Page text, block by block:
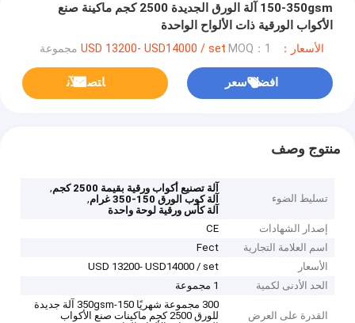
150-350gsm آلة الورق الجديدة 2500 كجم ماكينة صنع
الأكواب الورقية ذات الألواح الواحدة
الأسعار：USD 13200- USD14000 / set MOQ：1 مجموعة
افضل سعر ﺎﺘﺼﻟ ﺍﻶﻧ
منتوج وصف
تسليط الضوء
آلة تصنيع أكواب ورقية بقيمة 2500 كجم
,
آلة كوب الورق 150-350 غرام
,
آلة كأس ورقية لوحة واحدة
إصدار الشهادات
CE
اسم العلامة التجارية
Fect
الأسعار
USD 13200- USD14000 / set
الحد الأدنى لكمية
1 مجموعة
القدرة على العرض
300 مجموعة شهريًا 150-350gsm آلة جديدة
للورق 2500 كجم ماكينات صنع الأكواب